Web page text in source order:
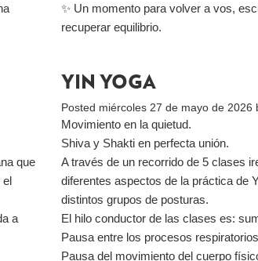
✨ Un momento para volver a vos,
recuperar equilibrio.
que
el
a
YIN YOGA
Posted miércoles 27 de mayo de 2026
Movimiento en la quietud.
Shiva y Shakti en perfecta unión.
A través de un recorrido de 5 clases
diferentes aspectos de la práctica de
distintos grupos de posturas.
El hilo conductor de las clases es:
Pausa entre los procesos
Pausa del movimiento del cuerpo